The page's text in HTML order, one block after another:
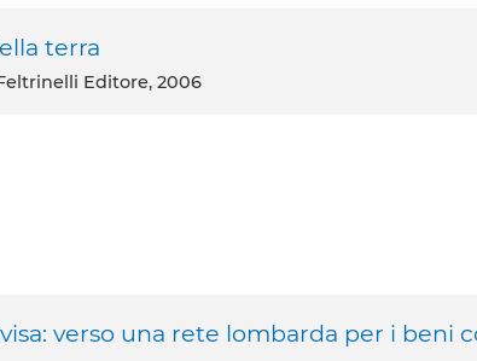
terra
Editore, 2006
verso una rete lombarda per i beni